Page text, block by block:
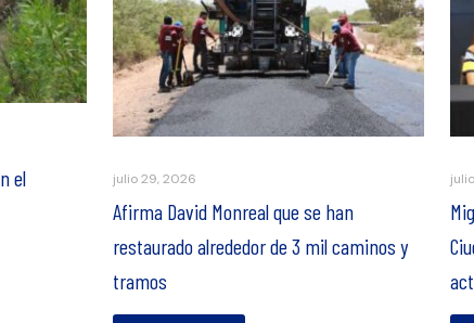
el
julio 29, 2026
Afirma David Monreal que se han
restaurado alrededor de 3 mil caminos y
tramos